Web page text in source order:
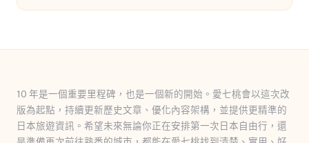
10 年是一個重要里程碑，也是一個新的開始。愛七桃會以這次改
版為起點，持續更新歷史文章、優化內容架構，並提供更精準的
日本旅遊資訊。希望未來無論你正在安排第一次日本自由行，還